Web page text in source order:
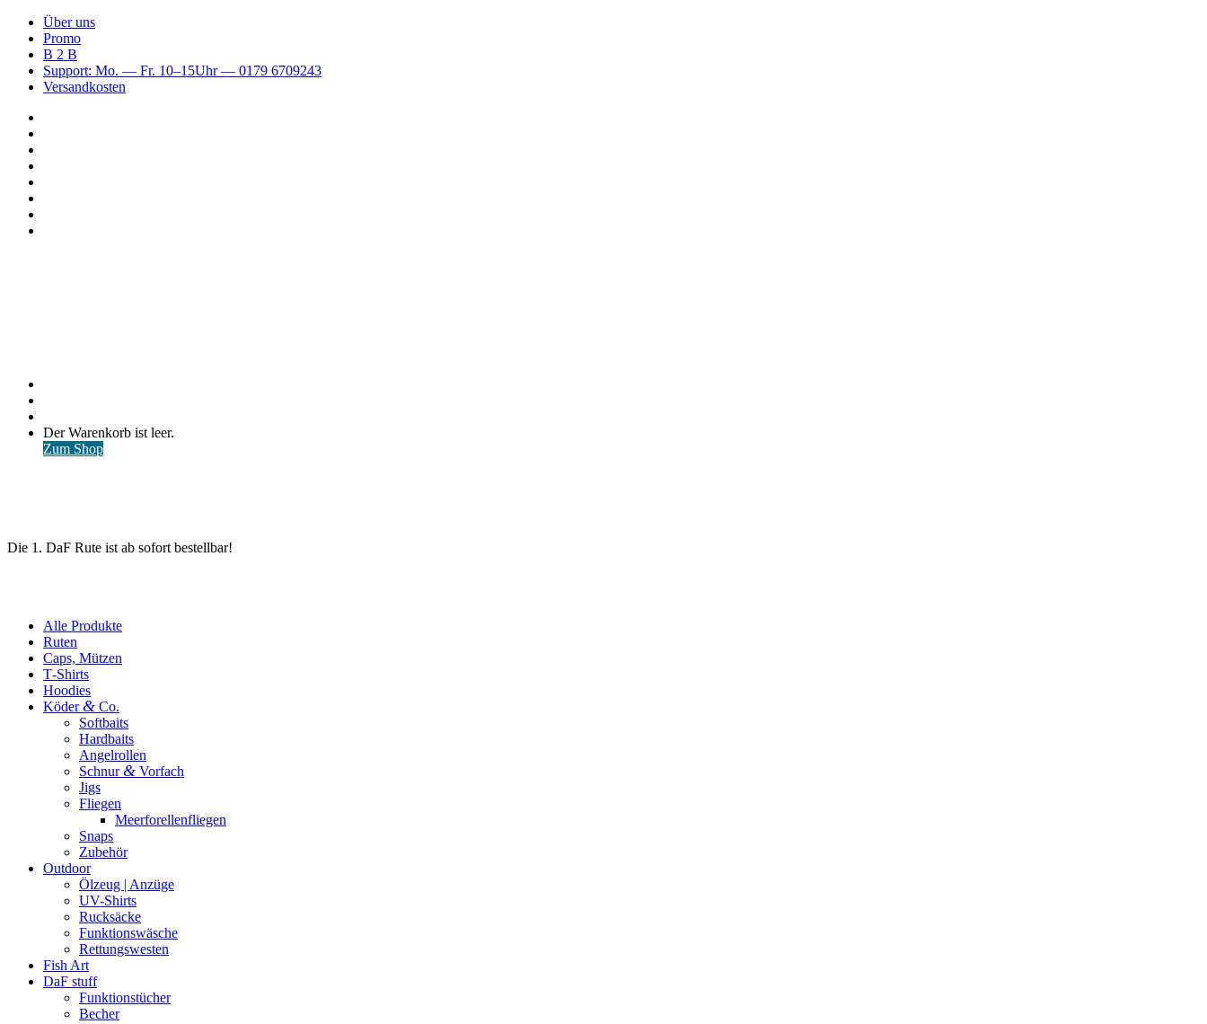
Über uns
Promo
B 2 B
Support: Mo. — Fr. 10–15Uhr — 0179 6709243
Versandkosten
Warenkorb
ansehen
Der Warenkorb ist leer.
Zum Shop
Die 1. DaF Rute ist ab sofort bestellbar!
Alle Produkte
Ruten
Caps, Mützen
T‑Shirts
Hoodies
Köder& Co.
Softbaits
Hardbaits
Angelrollen
Schnur& Vorfach
Jigs
Fliegen
Meerforellenfliegen
Snaps
Zubehör
Outdoor
Ölzeug | Anzüge
UV-Shirts
Rucksäcke
Funktionswäsche
Rettungswesten
Fish Art
DaF stuff
Funktionstücher
Becher